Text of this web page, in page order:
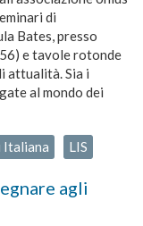
di
Bates, presso
e tavole rotonde
attualità. Sia i
al mondo dei
Italiana LIS
agli